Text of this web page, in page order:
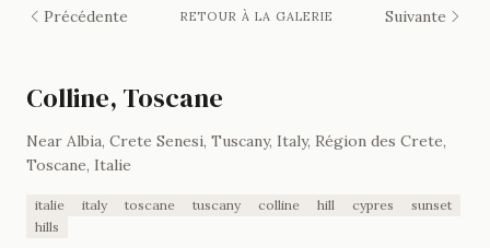
Précédente RETOUR À LA GALERIE Suivante
Colline, Toscane
Near Albia, Crete Senesi, Tuscany, Italy, Région des Crete,
Toscane, Italie
italie italy toscane tuscany colline hill cypres
sunset
hills